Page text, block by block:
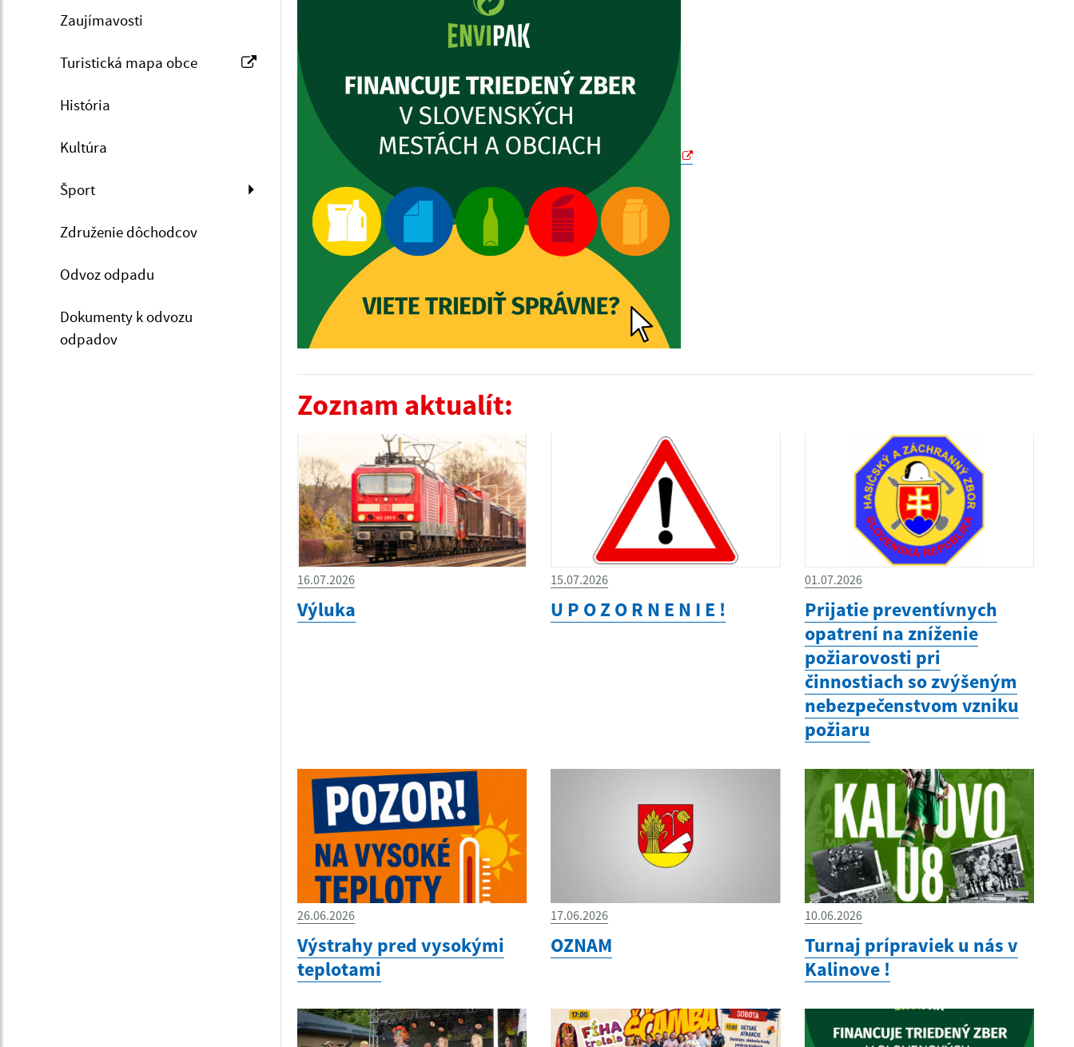
Zaujímavosti
Turistická mapa obce
História
Kultúra
Šport
Združenie dôchodcov
Odvoz odpadu
Dokumenty k odvozu
odpadov
Zoznam aktualít:
16.07.2026
Výluka
15.07.2026
U P O Z O R N E N I E !
01.07.2026
Prijatie preventívnych
opatrení na zníženie
požiarovosti pri
činnostiach so zvýšeným
nebezpečenstvom vzniku
požiaru
26.06.2026
Výstrahy pred vysokými
teplotami
17.06.2026
OZNAM
10.06.2026
Turnaj prípraviek u nás v
Kalinove !